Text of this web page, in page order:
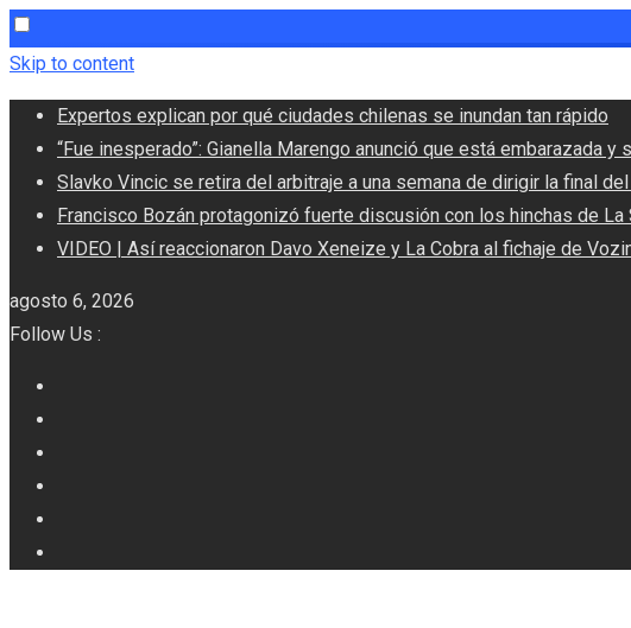
Skip to content
Expertos explican por qué ciudades chilenas se inundan tan rápido
“Fue inesperado”: Gianella Marengo anunció que está embarazada
Slavko Vincic se retira del arbitraje a una semana de dirigir la final
Francisco Bozán protagonizó fuerte discusión con los hinchas de La
VIDEO | Así reaccionaron Davo Xeneize y La Cobra al fichaje de
agosto 6, 2026
Follow Us :